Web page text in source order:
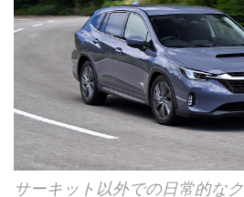
サーキット以外での日常的な